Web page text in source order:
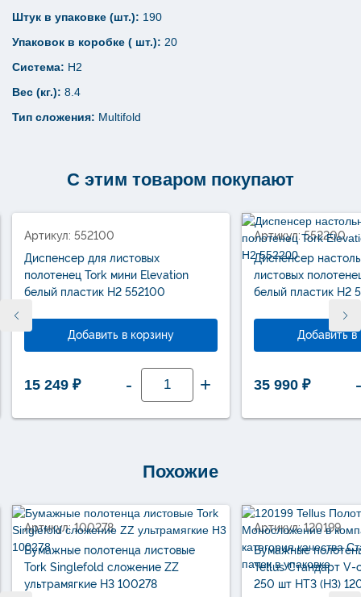
Штук в упаковке (шт.): 190
Упаковок в коробке ( шт.): 20
Система: Н2
Вес (кг.): 8.4
Тип сложения: Multifold
С этим товаром покупают
Артикул: 552100
Диспенсер для листовых
полотенец Tork мини Elevation
белый пластик Н2 552100
Добавить в корзину
15 249 ₽ -
Количество
товара
листовых
Elevation
белый
552100
+
Артикул: 552200
Диспенсер
листовых
белый пластик Н2
Добавить в
35 990 ₽ -
Похожие
Артикул: 100278
Бумажные полотенца листовые
Tork Singlefold сложение ZZ
ультрамягкие Н3 100278
Артикул: 120199
Бумажные
Tellus Стандарт V-
250 шт НТ3 (Н3)